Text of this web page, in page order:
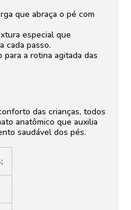
que abraça o pé com
especial que
cada passo.
a rotina agitada das
das crianças, todos
anatômico que auxilia
saudável dos pés.